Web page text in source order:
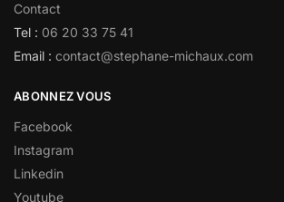
Contact
Tel : 06 20 33 75 41
Email : contact@stephane-michaux.com
ABONNEZ VOUS
Facebook
Instagram
Linkedin
Youtube